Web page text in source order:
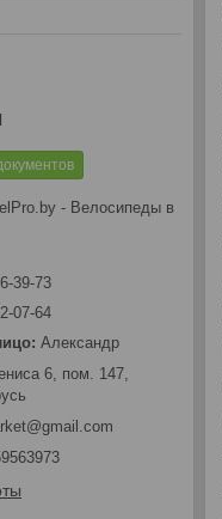
- Велосипеды в
39-73
07-64
Александр
6, пом. 147,